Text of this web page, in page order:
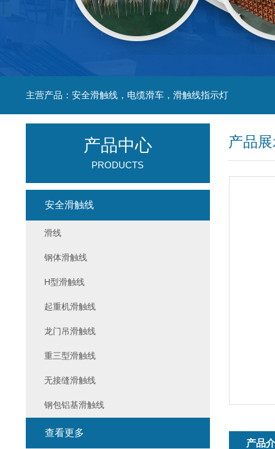
主营产品：安全滑触线，电缆滑车，滑触线指示灯
产品
产品
产品中心
PRODUCTS
安全滑触线
滑线
钢体滑触线
H型滑触线
起重机滑触线
龙门吊滑触线
重三型滑触线
无接缝滑触线
钢包铝基滑触线
查看更多